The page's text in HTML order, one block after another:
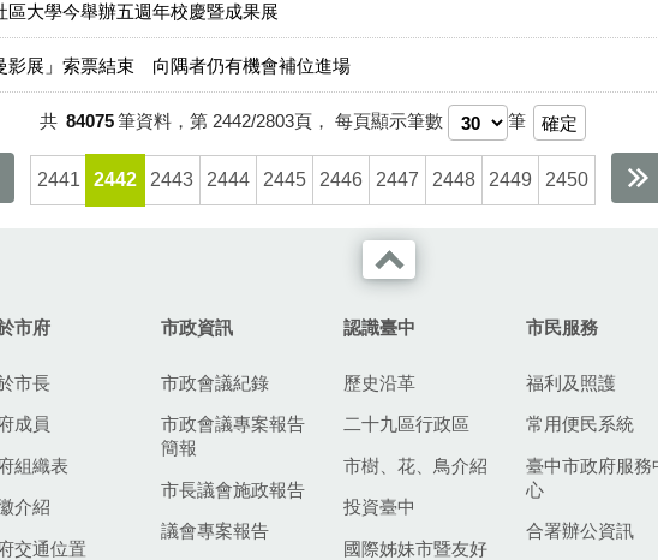
大學今舉辦五週年校慶暨成果展
影展」索票結束 向隅者仍有機會補位進場
共 84075筆資料，第 2442/2803頁， 每頁顯示筆數 筆
2441 2442 2443 2444 2445 2446 2447 2448 2449 2450
市府
市長
成員
組織表
介紹
交通位置
市政資訊
市政會議紀錄
市政會議專案報告
簡報
市長議會施政報告
議會專案報告
認識臺中
歷史沿革
二十九區行政區
市樹、花、鳥介紹
投資臺中
國際姊妹市暨友好
市民服務
福利及照護
常用便民系統
臺中市政府服務
心
合署辦公資訊